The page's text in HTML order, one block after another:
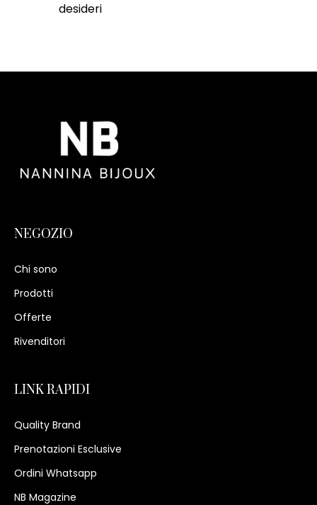
desideri
NEGOZIO
Chi sono
Prodotti
Offerte
Rivenditori
LINK RAPIDI
Quality Brand
Prenotazioni Esclusive
Ordini Whatsapp
NB Magazine